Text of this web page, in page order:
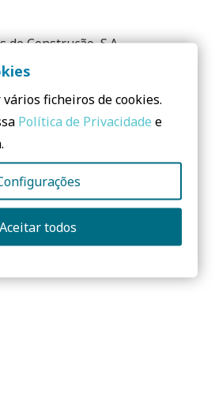
Construção, S.A.
Gaia
ficheiros de cookies.
Política de Privacidade e
Aceitar todos